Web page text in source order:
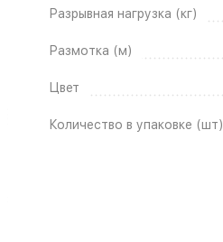
Разрывная нагрузка (кг)
Размотка (м)
Цвет
Количество в упаковке (шт)